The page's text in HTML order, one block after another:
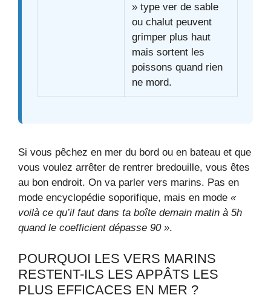
» type ver de sable
ou chalut peuvent
grimper plus haut
mais sortent les
poissons quand rien
ne mord.
Si vous pêchez en mer du bord ou en bateau et que
vous voulez arrêter de rentrer bredouille, vous êtes
au bon endroit. On va parler vers marins. Pas en
mode encyclopédie soporifique, mais en mode «
voilà ce qu’il faut dans ta boîte demain matin à 5h
quand le coefficient dépasse 90 ».
POURQUOI LES VERS MARINS
RESTENT-ILS LES APPÂTS LES
PLUS EFFICACES EN MER ?